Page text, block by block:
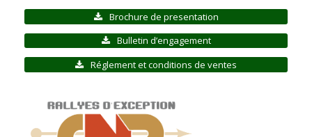
Brochure de presentation
Bulletin d’engagement
Réglement et conditions de ventes